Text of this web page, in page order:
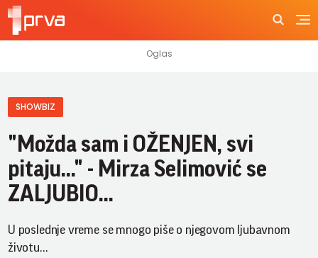
SHOWBIZ
"Možda sam i OŽENJEN, svi
pitaju..." - Mirza Selimović se
ZALJUBIO...
U poslednje vreme se mnogo piše o njegovom ljubavnom
životu...